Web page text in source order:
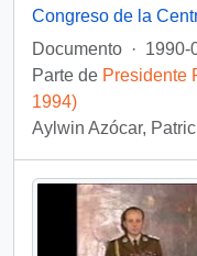
Documento · 1990-
Parte de Presidente
1994)
Aylwin Azócar,